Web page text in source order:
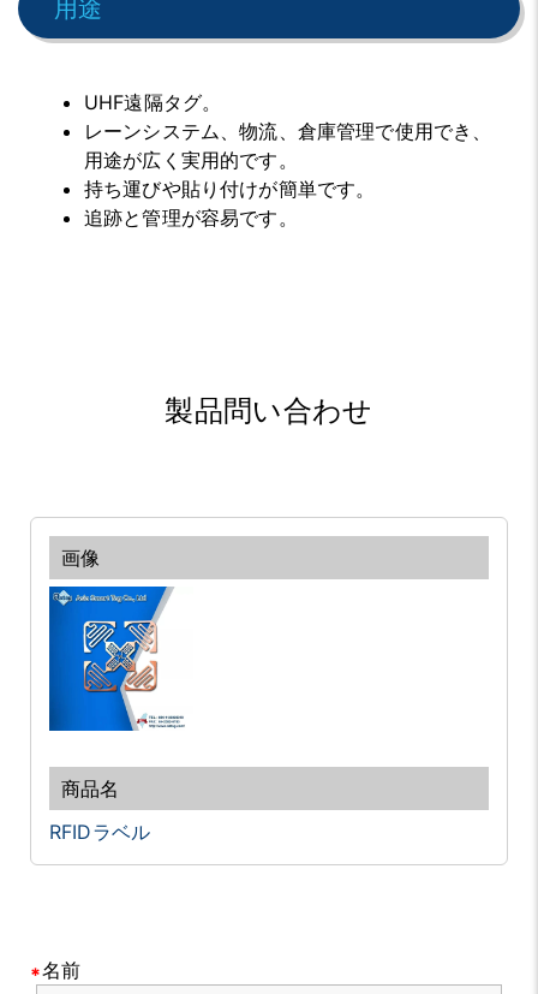
用途
UHF遠隔タグ。
レーンシステム、物流、倉庫管理で使用でき、
用途が広く実用的です。
持ち運びや貼り付けが簡単です。
追跡と管理が容易です。
製品問い合わせ
RFIDラベル
名前